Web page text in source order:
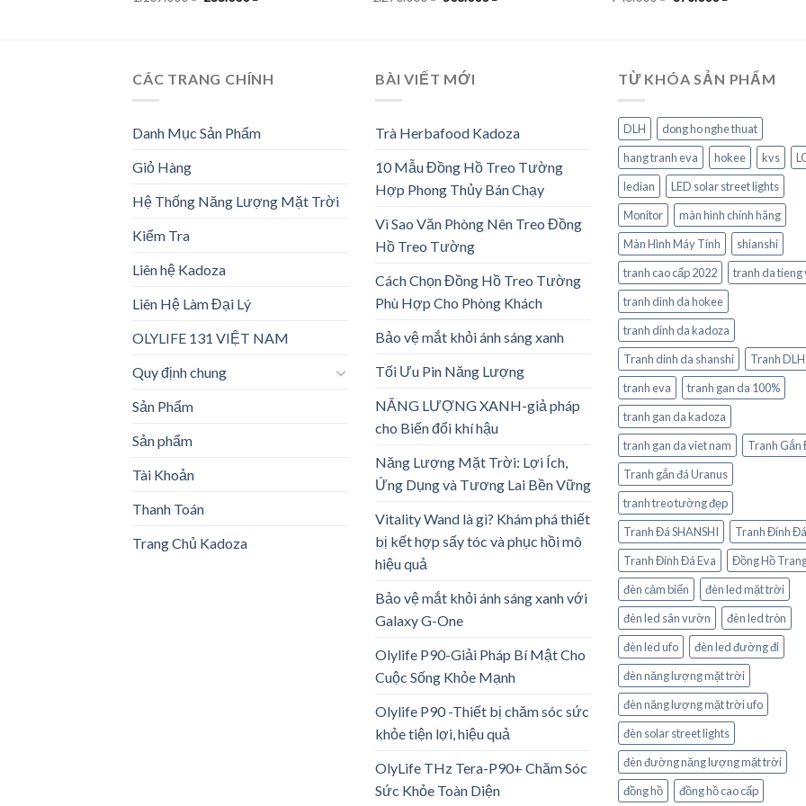
CÁC TRANG CHÍNH
Danh Mục Sản Phẩm
Giỏ Hàng
Hệ Thống Năng Lượng Mặt Trời
Kiểm Tra
Liên hệ Kadoza
Liên Hệ Làm Đại Lý
OLYLIFE 131 VIỆT NAM
Quy định chung
Sản Phẩm
Sản phẩm
Tài Khoản
Thanh Toán
Trang Chủ Kadoza
BÀI VIẾT MỚI
Trà Herbafood Kadoza
10 Mẫu Đồng Hồ Treo Tường
Hợp Phong Thủy Bán Chạy
Vì Sao Văn Phòng Nên Treo Đồng
Hồ Treo Tường
Cách Chọn Đồng Hồ Treo Tường
Phù Hợp Cho Phòng Khách
Bảo vệ mắt khỏi ánh sáng xanh
Tối Ưu Pin Năng Lượng
NĂNG LƯỢNG XANH-giả pháp
cho Biến đổi khí hậu
Năng Lượng Mặt Trời: Lợi Ích,
Ứng Dụng và Tương Lai Bền Vững
Vitality Wand là gì? Khám phá thiết
bị kết hợp sấy tóc và phục hồi mô
hiệu quả
Bảo vệ mắt khỏi ánh sáng xanh với
Galaxy G-One
Olylife P90-Giải Pháp Bí Mật Cho
Cuộc Sống Khỏe Mạnh
Olylife P90 -Thiết bị chăm sóc sức
khỏe tiện lợi, hiệu quả
OlyLife THz Tera-P90+ Chăm Sóc
Sức Khỏe Toàn Diện
TỪ KHÓA SẢN PHẨM
DLH
dong ho nghe thuat
hang tranh eva
hokee kvs
ledian
LED solar street lights
Monitor
màn hình chính hãng
Màn Hình Máy Tính
shianshi
tranh cao cấp 2022
tranh da tieng
tranh dinh da hokee
tranh dinh da kadoza
Tranh dinh da shanshi
Tranh DLH
tranh eva
tranh gan da 100%
tranh gan da kadoza
tranh gan da viet nam
Tranh Gắn
Tranh gắn đá Uranus
tranh treo tường đẹp
Tranh Đá SHANSHI
Tranh Đính Đá
Tranh Đính Đá Eva
Đồng Hồ
đèn cảm biến
đèn led mặt trời
đèn led sân vườn
đèn led tròn
đèn led ufo
đèn led đường đi
đèn năng lượng mặt trời
đèn năng lượng mặt trời ufo
đèn solar street lights
đèn đường năng lượng mặt trời
đồng hồ
đồng hồ cao cấp